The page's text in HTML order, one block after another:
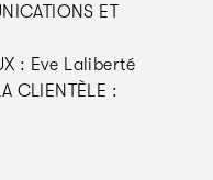
ET
: Eve Laliberté
CLIENTÈLE :